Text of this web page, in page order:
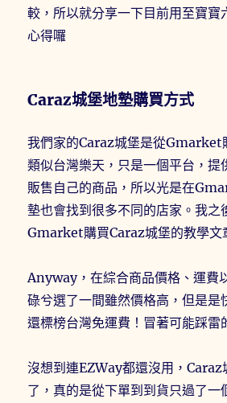
較，所以就分享一下目前用至寶寶
心得囉
Caraz城堡地墊購買方式
我們家的Caraz城堡是從
類似台灣樂天，只是一個平台，提
販售自己的商品，所以光是在
墊也會找到很多不同的店家。我之
Gmarket購買Caraz城堡的教學文
Anyway，在綜合商品價格、運費
碌兮選了一間雖然價格高，但是是
還標榜台灣免運費！冒著可能踩雷
沒想到連EZWay都還沒用，Caraz
了，真的是從下單到到貨只過了一